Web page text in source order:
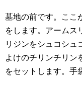
墓地の前です。ここ
をします。アームス
リジンをシュコシュ
よけのチリンチリン
をセットします。手